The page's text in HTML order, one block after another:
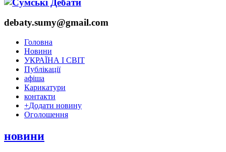
debaty.sumy@gmail.com
Головна
Новини
УКРАЇНА І СВІТ
Публікації
афіша
Карикатури
контакти
+Додати новину
Оголошення
новини